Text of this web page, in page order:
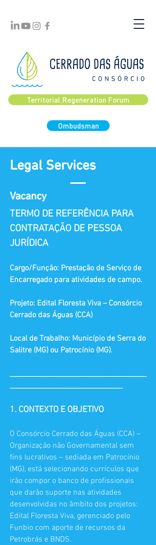
Territorial Regeneration Forum
Ombudsman
Legal Services
Vacancy
TERMO DE REFERÊNCIA PARA
CONTRATAÇÃO DE PESSOA
JURÍDICA
Cargo/Função: Prestação de Serviço de
Encarregado para atividades de campo.
Projeto: Edital Floresta Viva – Consórcio
Cerrado das Águas (CCA)
Local de Trabalho: Município de Serra do
Salitre (MG) ou Patrocínio (MG).
________________________________________
_________________________________
1. CONTEXTO E OBJETIVO
O Consórcio Cerrado das Águas (CCA) –
Organização não Governamental sem
fins lucrativos – sediada em Patrocínio
(MG), está selecionando currículos que
irão compor o banco de profissionais
que darão suporte nas atividades
desenvolvidas no âmbito dos projetos:
Edital Floresta Viva, gerenciado pelo
Funbio com aporte de recursos da
Petrobrás e BNDS.